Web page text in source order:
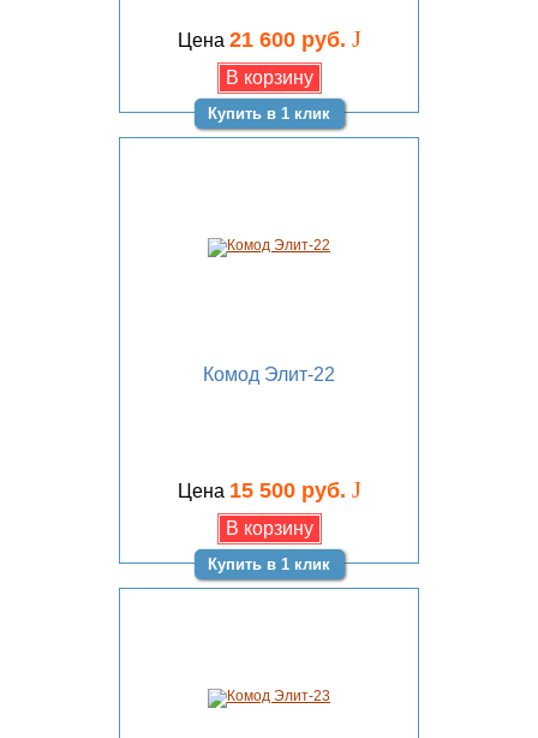
Цена 21 600 руб. J
Купить в 1 клик
Комод Элит-22
Цена 15 500 руб. J
Купить в 1 клик